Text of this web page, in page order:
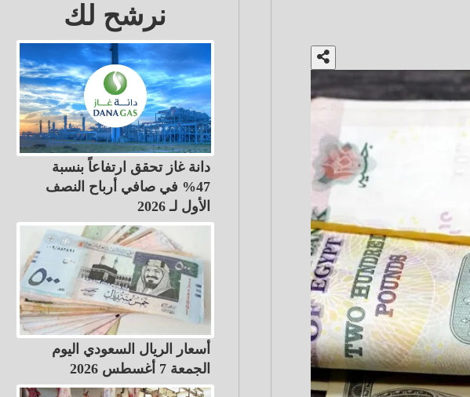
نرشح لك
دانة غاز تحقق ارتفاعاً بنسبة
47% في صافي أرباح النصف
الأول لـ 2026
أسعار الريال السعودي اليوم
الجمعة 7 أغسطس 2026